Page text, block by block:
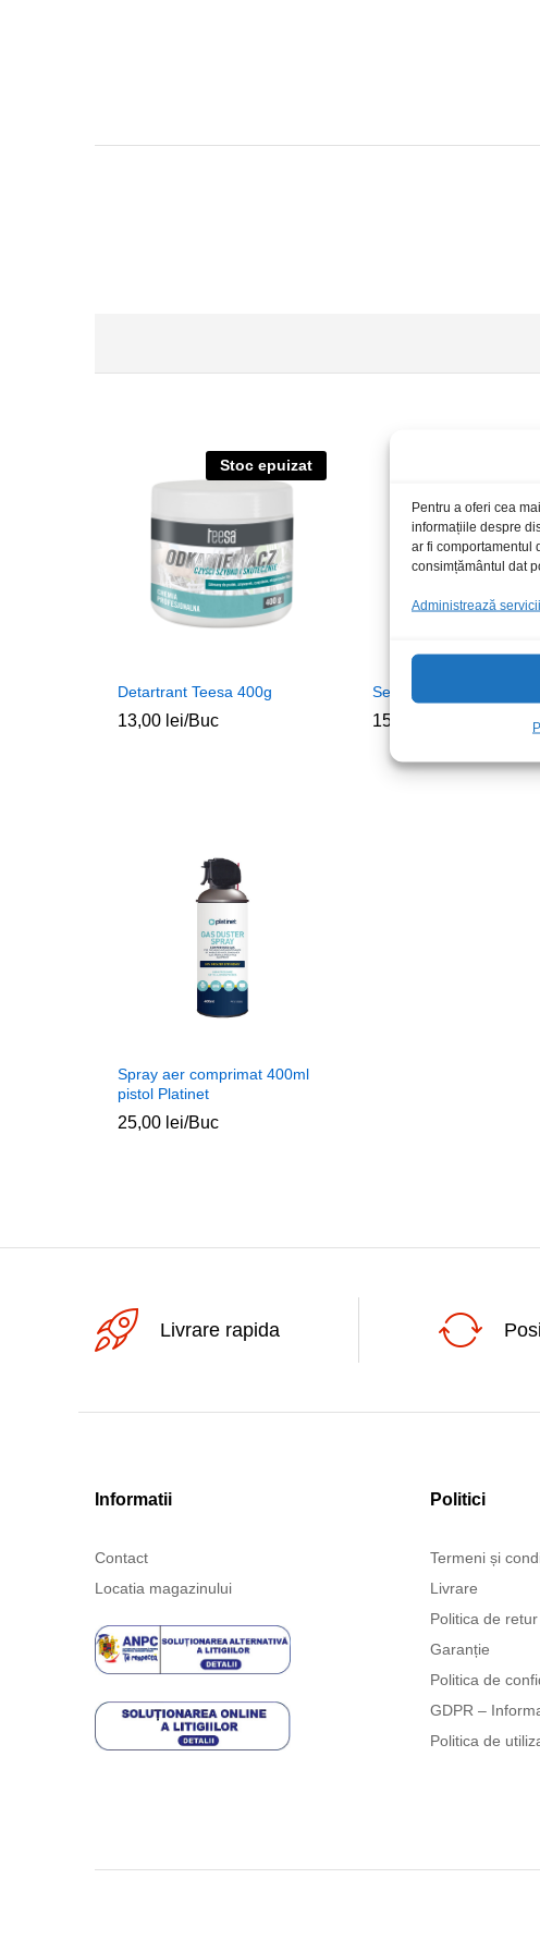
Pentru a oferi cea
informațiile despre
ar fi comportamentul
consimțământul dat
Administrează
Stoc epuizat
Detartrant Teesa 400g
13,00 lei/Buc
Set curatare CD DVD
15,00
Spray aer comprimat 400ml
pistol Platinet
25,00 lei/Buc
Livrare rapida
Informatii
Contact
Locatia magazinului
Politici
Termeni și
Livrare
Politica de retur
Garanție
Politica de
GDPR –
Politica de